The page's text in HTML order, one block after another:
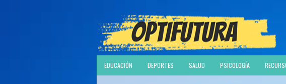
EDUCACIÓN DEPORTES SALUD PSICOLOGÍA